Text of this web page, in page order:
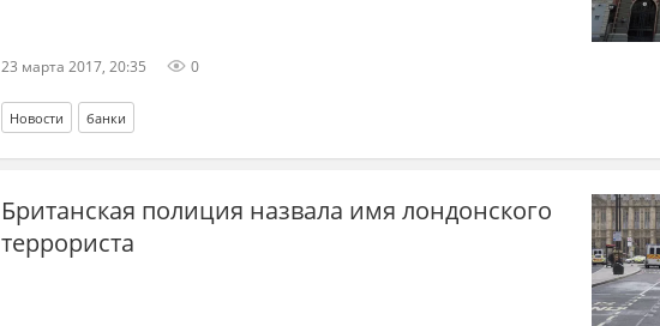
23 марта 2017, 20:35 0
Новости банки
Британская полиция назвала имя лондонского
террориста